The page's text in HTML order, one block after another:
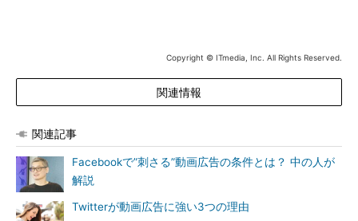
Copyright © ITmedia, Inc. All Rights Reserved.
関連情報
関連記事
Facebookで”刺さる”動画広告の条件とは？ 中の人が
解説
Twitterが動画広告に強い3つの理由